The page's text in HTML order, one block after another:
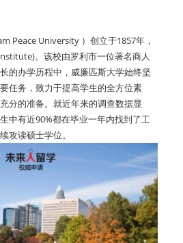
Peace University ）创立于1857年，
。该校由罗利市一位著名商人
的办学历程中，威廉匹斯大学始终坚
任务，致力于提高学生的全方位素
分的准备。就近年来的调查数据显
中有近90%都在毕业一年内找到了工
攻读硕士学位。